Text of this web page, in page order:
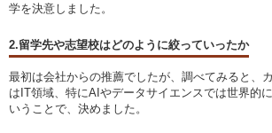
学を決意しました。
2.留学先や志望校はどのように絞っていったか
最初は会社からの推薦でしたが、調べてみると、
はIT領域、特にAIやデータサイエンスでは世界的
いうことで、決めました。